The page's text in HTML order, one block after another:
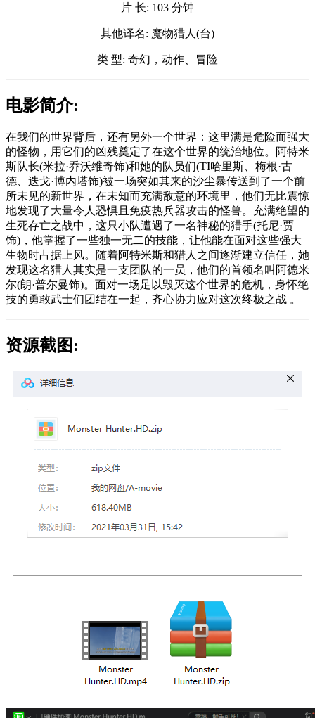
片 长: 103 分钟
其他译名: 魔物猎人(台)
类 型: 奇幻，动作、冒险
电影简介:
在我们的世界背后，还有另外一个世界：这里满是危险而强大
的怪物，用它们的凶残奠定了在这个世界的统治地位。阿特米
斯队长(米拉·乔沃维奇饰)和她的队员们(TI哈里斯、梅根·古
德、迭戈·博内塔饰)被一场突如其来的沙尘暴传送到了一个前
所未见的新世界，在未知而充满敌意的环境里，他们无比震惊
地发现了大量令人恐惧且免疫热兵器攻击的怪兽。充满绝望的
生死存亡之战中，这只小队遭遇了一名神秘的猎手(托尼·贾
饰)，他掌握了一些独一无二的技能，让他能在面对这些强大
生物时占据上风。随着阿特米斯和猎人之间逐渐建立信任，她
发现这名猎人其实是一支团队的一员，他们的首领名叫阿德米
尔(朗·普尔曼饰)。面对一场足以毁灭这个世界的危机，身怀绝
技的勇敢武士们团结在一起，齐心协力应对这次终极之战 。
资源截图: